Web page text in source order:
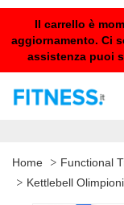
Il carrello è
aggiornamento. Ci
assistenza puoi
Home Functional
Kettlebell